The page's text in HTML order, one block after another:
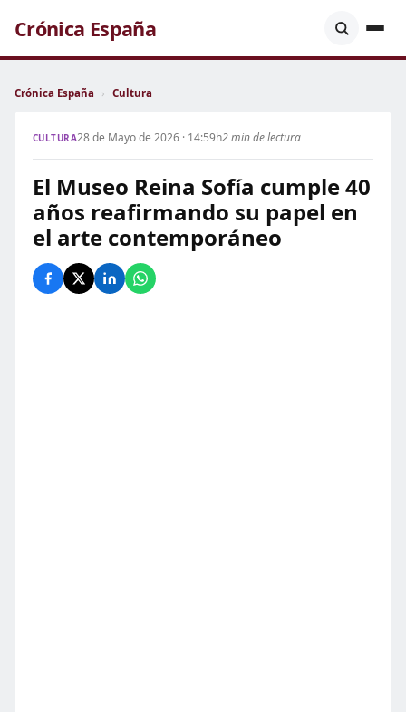
Crónica España
Crónica España › Cultura
CULTURA28 de Mayo de 2026 · 14:59h2 min de lectura
El Museo Reina Sofía cumple 40
años reafirmando su papel en
el arte contemporáneo